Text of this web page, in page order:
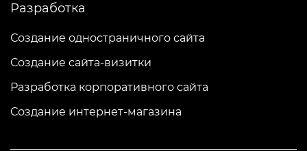
Разработка
Создание одностраничного сайта
Создание сайта-визитки
Разработка корпоративного сайта
Создание интернет-магазина